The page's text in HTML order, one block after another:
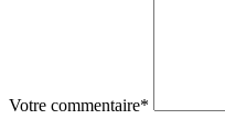
Votre commentaire*